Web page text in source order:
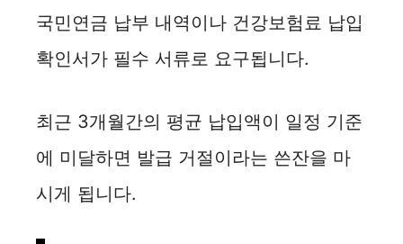
o
국민연금 납부 내역이나 건강보험료 납입
확인서가 필수 서류로 요구됩니다.
최근 3개월간의 평균 납입액이 일정 기준
에 미달하면 발급 거절이라는 쓴잔을 마
시게 됩니다.